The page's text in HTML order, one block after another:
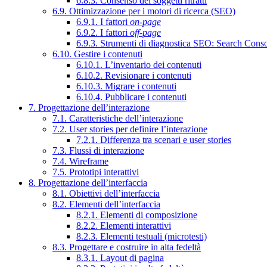
6.9. Ottimizzazione per i motori di ricerca (SEO)
6.9.1. I fattori on-page
6.9.2. I fattori off-page
6.9.3. Strumenti di diagnostica SEO: Search
6.10. Gestire i contenuti
6.10.1. L’inventario dei contenuti
6.10.2. Revisionare i contenuti
6.10.3. Migrare i contenuti
6.10.4. Pubblicare i contenuti
7. Progettazione dell’interazione
7.1. Caratteristiche dell’interazione
7.2. User stories per definire l’interazione
7.2.1. Differenza tra scenari e user stories
7.3. Flussi di interazione
7.4. Wireframe
7.5. Prototipi interattivi
8. Progettazione dell’interfaccia
8.1. Obiettivi dell’interfaccia
8.2. Elementi dell’interfaccia
8.2.1. Elementi di composizione
8.2.2. Elementi interattivi
8.2.3. Elementi testuali (microtesti)
8.3. Progettare e costruire in alta fedeltà
8.3.1. Layout di pagina